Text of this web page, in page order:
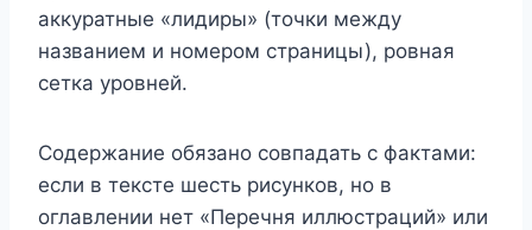
аккуратные «лидиры» (точки между
названием и номером страницы), ровная
сетка уровней.
Содержание обязано совпадать с фактами:
если в тексте шесть рисунков, но в
оглавлении нет «Перечня иллюстраций» или